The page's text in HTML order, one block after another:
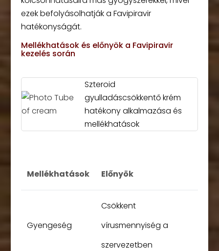
ezek befolyásolhatják a Favipiravir
hatékonyságát.
Mellékhatások és előnyök a Favipiravir
kezelés során
Szteroid
gyulladáscsökkentő krém
hatékony alkalmazása és
mellékhatások
Mellékhatások Előnyök
Gyengeség
Csökkent
vírusmennyiség a
szervezetben